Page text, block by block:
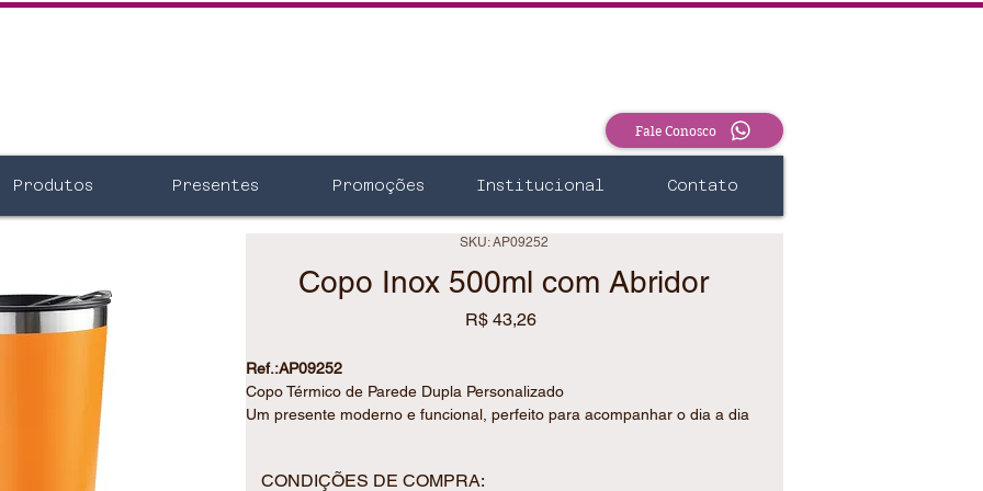
Fale Conosco
Produtos Presentes Promoções Institucional Contato
SKU: AP09252
Copo Inox 500ml com Abridor
R$ 43,26Preço
Ref.:AP09252
Copo Térmico de Parede Dupla Personalizado
Um presente moderno e funcional, perfeito para acompanhar o dia a dia
este copo uma excelente opção para presentear e encantar.
CONDIÇÕES DE COMPRA: